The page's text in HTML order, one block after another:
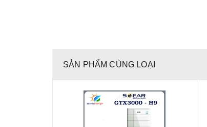
SẢN PHẨM CÙNG LOẠI